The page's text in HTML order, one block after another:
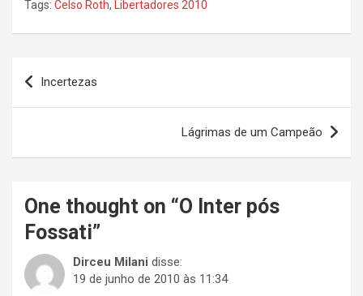
Tags: Celso Roth, Libertadores 2010
Navegação
de
Incertezas
Lágrimas de um Campeão
One thought on “O Inter pós
Fossati”
Dirceu Milani disse:
19 de junho de 2010 às 11:34